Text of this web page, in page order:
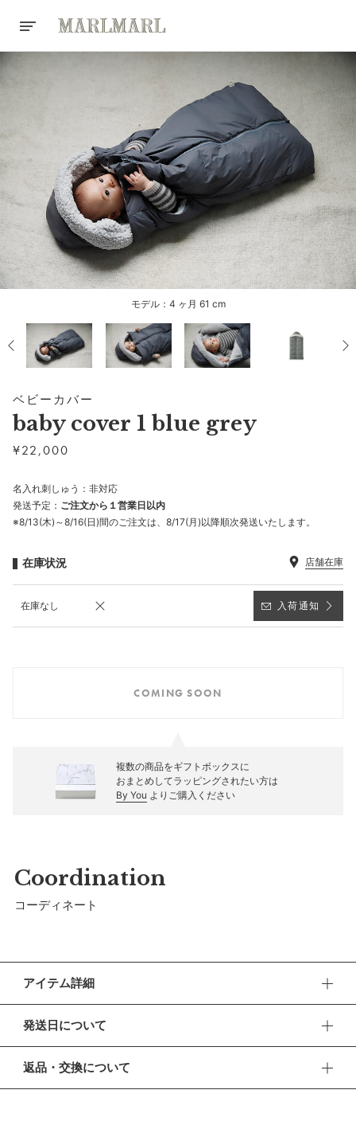
モデル：4 ヶ月 61 cm
ベビーカバー
baby cover 1 blue grey
¥22,000
名入れ刺しゅう：非対応
発送予定： ご注文から１営業日以内
※8/13(木)～8/16(日)間のご注文は、8/17(月)以降順次発送いたします。
在庫状況 店舗在庫
在庫なし 入荷通知
COMING SOON
複数の商品をギフトボックスに
おまとめしてラッピングされたい方は
By You よりご購入ください
Coordination
コーディネート
アイテム詳細
抱っこ紐カバー、おくるみ、ベビーカーブランケットなど、赤
素材は100％リサイクルダウン（REWARDOWN）を採用。
発送日について
休業期間 2026年8月13日(木) 〜 16日(日)
返品・交換について